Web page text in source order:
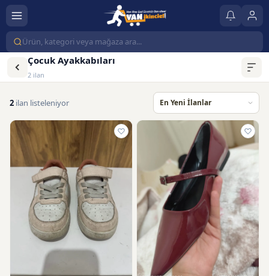
Çocuk Ayakkabıları
2 ilan
2 ilan listeleniyor